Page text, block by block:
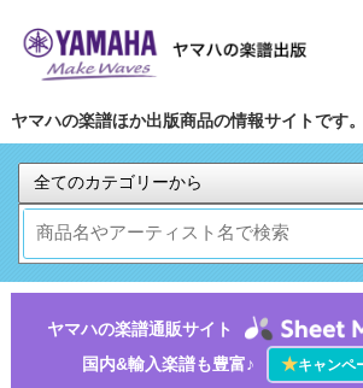
ヤマハの楽譜ほか出版商品の情報サイトです。
ヤマハの楽譜通販サイト
国内&輸入楽譜も豊富♪
★キャンペ